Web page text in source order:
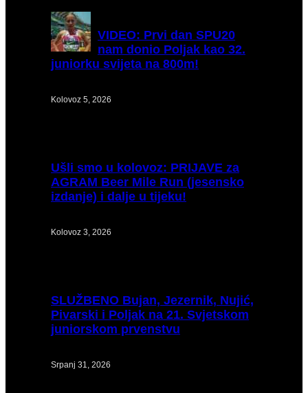
VIDEO: Prvi dan SPU20
nam donio Poljak kao 32.
juniorku svijeta na 800m!
Kolovoz 5, 2026
Ušli smo u kolovoz: PRIJAVE za
AGRAM Beer Mile Run (jesensko
izdanje) i dalje u tijeku!
Kolovoz 3, 2026
SLUŽBENO Bujan, Jezernik, Nujić,
Pivarski i Poljak na 21. Svjetskom
juniorskom prvenstvu
Srpanj 31, 2026